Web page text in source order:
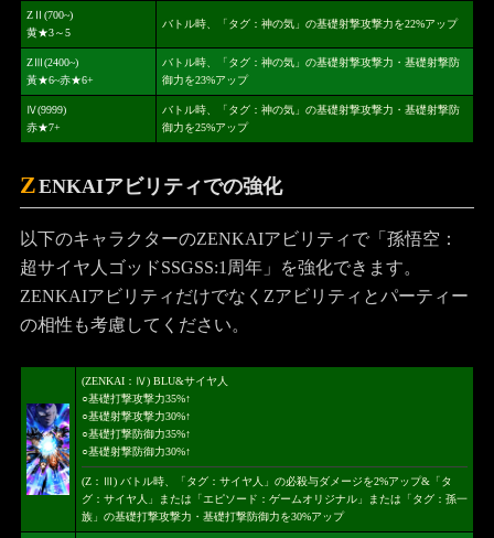
ZⅡ(700~)
黄★3～5
バトル時、「タグ：神の気」の基礎射撃攻撃力を22%アップ
ZⅢ(2400~)
黃★6~赤★6+
バトル時、「タグ：神の気」の基礎射撃攻撃力・基礎射撃防
御力を23%アップ
Ⅳ(9999)
赤★7+
バトル時、「タグ：神の気」の基礎射撃攻撃力・基礎射撃防
御力を25%アップ
ZENKAIアビリティでの強化
以下のキャラクターのZENKAIアビリティで「孫悟空：
超サイヤ人ゴッドSSGSS:1周年」を強化できます。
ZENKAIアビリティだけでなくZアビリティとパーティー
の相性も考慮してください。
(ZENKAI：Ⅳ) BLU&サイヤ人
○基礎打撃攻撃力35%↑
○基礎射撃攻撃力30%↑
○基礎打撃防御力35%↑
○基礎射撃防御力30%↑
(Z：Ⅲ) バトル時、「タグ：サイヤ人」の必殺与ダメージを2%アップ&「タ
グ：サイヤ人」または「エピソード：ゲームオリジナル」または「タグ：孫一
族」の基礎打撃攻撃力・基礎打撃防御力を30%アップ